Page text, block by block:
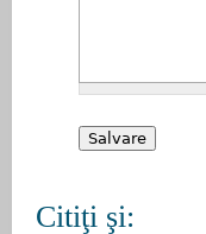
Citiţi şi: